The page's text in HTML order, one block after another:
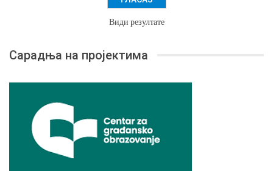
Види резултате
Сарадња на пројектима